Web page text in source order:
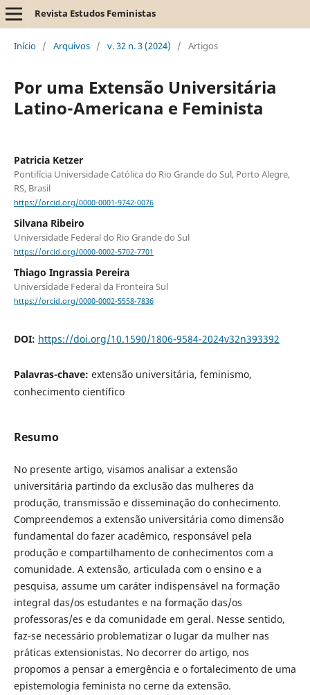
Revista Estudos Feministas
Início / Arquivos / v. 32 n. 3 (2024) / Artigos
Por uma Extensão Universitária
Latino-Americana e Feminista
Patricia Ketzer
Pontifícia Universidade Católica do Rio Grande do Sul, Porto Alegre,
RS, Brasil
https://orcid.org/0000-0001-9742-0076
Silvana Ribeiro
Universidade Federal do Rio Grande do Sul
https://orcid.org/0000-0002-5702-7701
Thiago Ingrassia Pereira
Universidade Federal da Fronteira Sul
https://orcid.org/0000-0002-5558-7836
DOI: https://doi.org/10.1590/1806-9584-2024v32n393392
Palavras-chave: extensão universitária, feminismo,
conhecimento científico
Resumo
No presente artigo, visamos analisar a extensão
universitária partindo da exclusão das mulheres da
produção, transmissão e disseminação do conhecimento.
Compreendemos a extensão universitária como dimensão
fundamental do fazer acadêmico, responsável pela
produção e compartilhamento de conhecimentos com a
comunidade. A extensão, articulada com o ensino e a
pesquisa, assume um caráter indispensável na formação
integral das/os estudantes e na formação das/os
professoras/es e da comunidade em geral. Nesse sentido,
faz-se necessário problematizar o lugar da mulher nas
práticas extensionistas. No decorrer do artigo, nos
propomos a pensar a emergência e o fortalecimento de uma
epistemologia feminista no cerne da extensão.